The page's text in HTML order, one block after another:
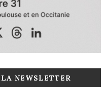
NEWSLETTER